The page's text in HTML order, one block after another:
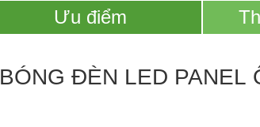
Ưu điểm
BÓNG ĐÈN LED PANEL